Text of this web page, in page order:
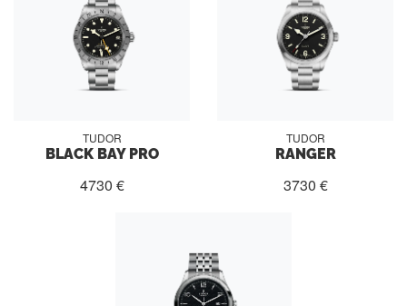
TUDOR
BLACK BAY PRO
4730 €
TUDOR
RANGER
3730 €